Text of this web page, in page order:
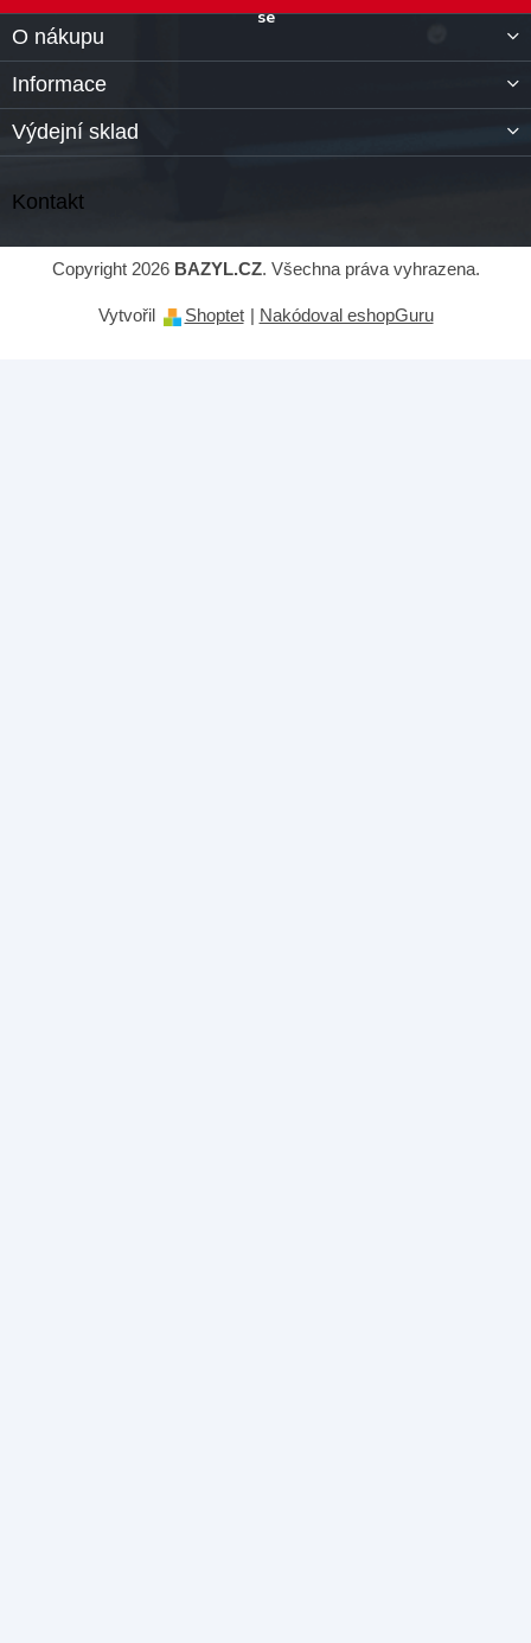
O nákupu
Informace
Výdejní sklad
Kontakt
Vytvořil Shoptet | Nakódoval eshopGuru
Copyright 2026 BAZYL.CZ. Všechna práva vyhrazena.